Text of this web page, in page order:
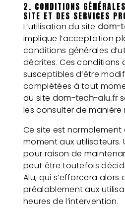
2. CONDITIONS
SITE ET DES SERVICES
L’utilisation du site dom-
implique l’acceptation
conditions générales
décrites. Ces conditions
susceptibles d’être
complétées à tout
du site dom-tech-alu.fr
les consulter de manière
Ce site est
moment aux utilisateurs.
pour raison de
peut être toutefois
Alu, qui s’efforcera
préalablement aux
heures de l’intervention.